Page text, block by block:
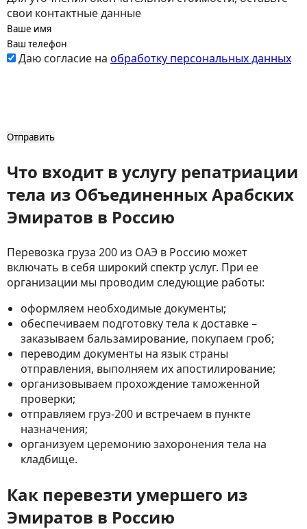
свои контактные данные
Даю согласие на обработку персональных данных
Что входит в услугу репатриации
тела из Объединенных Арабских
Эмиратов в Россию
Перевозка груза 200 из ОАЭ в Россию может
включать в себя широкий спектр услуг. При ее
организации мы проводим следующие работы:
оформляем необходимые документы;
обеспечиваем подготовку тела к доставке –
заказываем бальзамирование, покупаем гроб;
переводим документы на язык страны
отправления, выполняем их апостилирование;
организовываем прохождение таможенной
проверки;
отправляем груз-200 и встречаем в пункте
назначения;
организуем церемонию захоронения тела на
кладбище.
Как перевезти умершего из
Эмиратов в Россию